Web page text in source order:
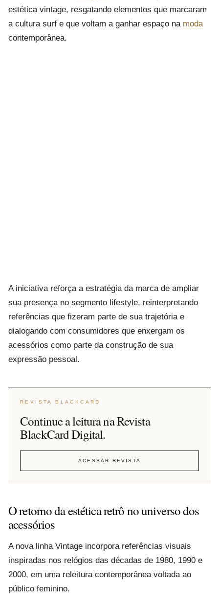
estética vintage, resgatando elementos que marcaram
a cultura surf e que voltam a ganhar espaço na moda
contemporânea.
A iniciativa reforça a estratégia da marca de ampliar
sua presença no segmento lifestyle, reinterpretando
referências que fizeram parte de sua trajetória e
dialogando com consumidores que enxergam os
acessórios como parte da construção de sua
expressão pessoal.
REVISTA BLACKCARD
Continue a leitura na Revista
BlackCard Digital.
ACESSAR REVISTA
O retorno da estética retrô no universo dos
acessórios
A nova linha Vintage incorpora referências visuais
inspiradas nos relógios das décadas de 1980, 1990 e
2000, em uma releitura contemporânea voltada ao
público feminino.